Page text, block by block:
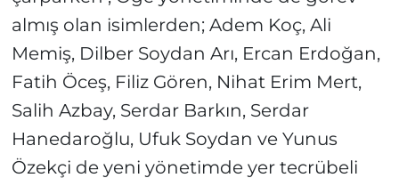
almış olan isimlerden; Adem Koç, Ali
Memiş, Dilber Soydan Arı, Ercan Erdoğan,
Fatih Öceş, Filiz Gören, Nihat Erim Mert,
Salih Azbay, Serdar Barkın, Serdar
Hanedaroğlu, Ufuk Soydan ve Yunus
Özekçi de yeni yönetimde yer tecrübeli